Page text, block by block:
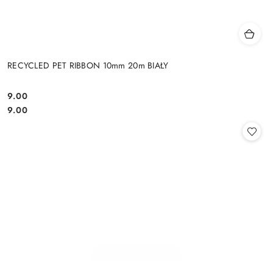
RECYCLED PET RIBBON 10mm 20m BIAŁY
Cena:
9.00
Cena:
9.00